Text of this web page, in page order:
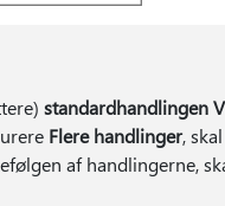
standardhandlingen
Flere handlinger,
af handlingerne,